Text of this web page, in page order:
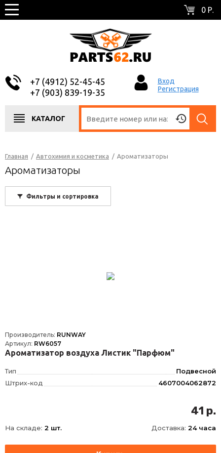
0 Р.
+7 (4912) 52-45-45
+7 (903) 839-19-35
Вход
Регистрация
КАТАЛОГ
Главная / Автохимия и косметика / Ароматизаторы
Ароматизаторы
Фильтры и сортировка
Производитель: RUNWAY
Артикул: RW6057
Ароматизатор воздуха Листик "Парфюм"
Тип
Подвесной
Штрих-код
4607004062872
41 р.
На складе: 2 шт. Доставка: 24 часа